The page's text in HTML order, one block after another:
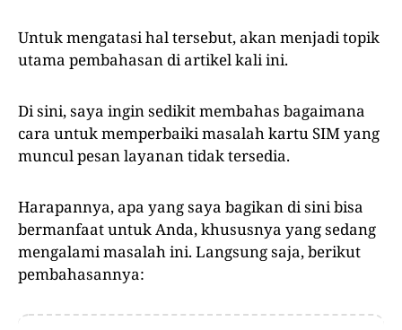
Untuk mengatasi hal tersebut, akan menjadi topik
utama pembahasan di artikel kali ini.
Di sini, saya ingin sedikit membahas bagaimana
cara untuk memperbaiki masalah kartu SIM yang
muncul pesan layanan tidak tersedia.
Harapannya, apa yang saya bagikan di sini bisa
bermanfaat untuk Anda, khususnya yang sedang
mengalami masalah ini. Langsung saja, berikut
pembahasannya: